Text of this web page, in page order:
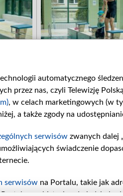
automatycznego
przez nas, czyli Telewizję
, w celach marketingowych (w
a także zgody na
serwisów zwanych dalej
świadczenie
serwisów na Portalu, takie jak